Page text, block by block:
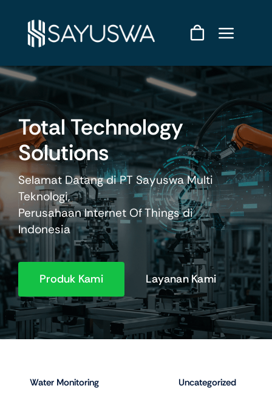
content
Total Technology
Solutions
Selamat Datang di PT Sayuswa Multi
Teknologi,
Perusahaan Internet Of Things di
Indonesia
Produk Kami Layanan Kami
Water Monitoring Uncategorized